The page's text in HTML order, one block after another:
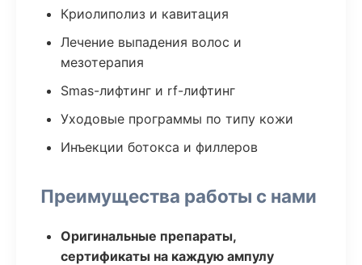
Криолиполиз и кавитация
Лечение выпадения волос и
мезотерапия
Smas-лифтинг и rf-лифтинг
Уходовые программы по типу кожи
Инъекции ботокса и филлеров
Преимущества работы с нами
Оригинальные препараты,
сертификаты на каждую ампулу